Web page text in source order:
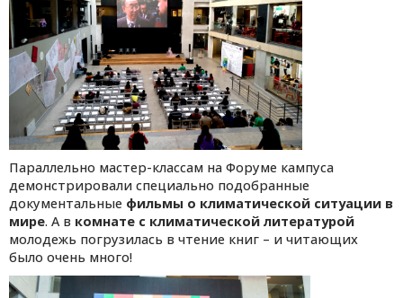
Параллельно мастер-классам на Форуме кампуса
демонстрировали специально подобранные
документальные фильмы о климатической ситуации в
мире. А в комнате с климатической литературой
молодежь погрузилась в чтение книг – и читающих
было очень много!